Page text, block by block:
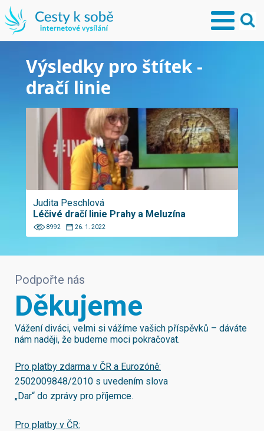
Výsledky pro štítek -
dračí linie
Judita Peschlová
Léčivé dračí linie Prahy a Meluzína
8992 26. 1. 2022
Podpořte nás
Děkujeme
Vážení diváci, velmi si vážíme vašich příspěvků – dáváte
nám naději, že budeme moci pokračovat.
Pro platby zdarma v ČR a Eurozóně:
2502009848/2010 s uvedením slova
„Dar“ do zprávy pro příjemce.
Pro platby v ČR: